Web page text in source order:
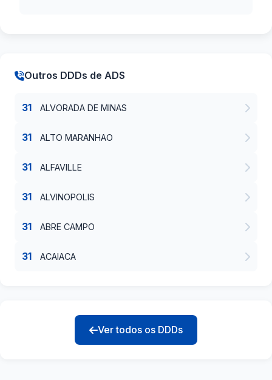
Outros DDDs de ADS
31 ALVORADA DE MINAS
31 ALTO MARANHAO
31 ALFAVILLE
31 ALVINOPOLIS
31 ABRE CAMPO
31 ACAIACA
Ver todos os DDDs